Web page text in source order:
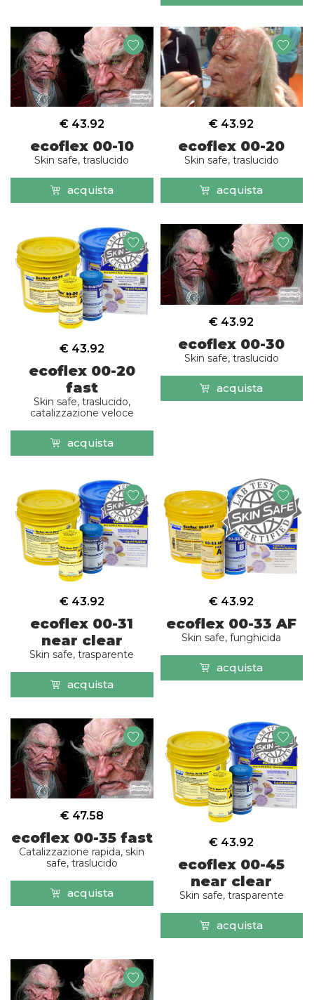
ecoflex 00-10
Skin safe, traslucido
€ 43.92
acquista
ecoflex 00-20
Skin safe, traslucido
€ 43.92
acquista
ecoflex 00-20
fast
Skin safe, traslucido,
catalizzazione veloce
€ 43.92
acquista
ecoflex 00-30
Skin safe, traslucido
€ 43.92
acquista
ecoflex 00-31
near clear
Skin safe, trasparente
€ 43.92
acquista
ecoflex 00-33 AF
Skin safe, funghicida
€ 43.92
acquista
ecoflex 00-35 fast
Catalizzazione rapida, skin
safe, traslucido
€ 47.58
acquista
ecoflex 00-45
near clear
Skin safe, trasparente
€ 43.92
acquista